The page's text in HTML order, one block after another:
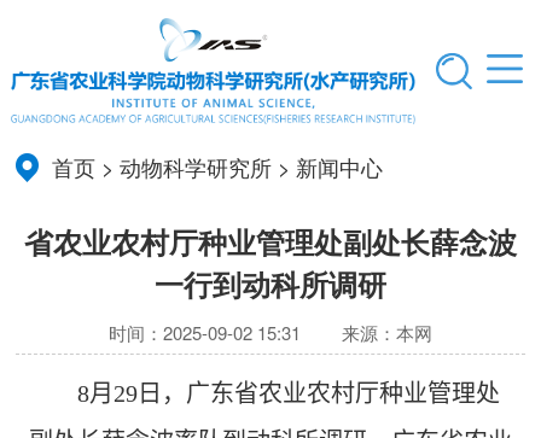
首页 >动物科学研究所 > 新闻中心
省农业农村厅种业管理处副处长薛念波
一行到动科所调研
时间：2025-09-02 15:31 来源：本网
8月 29日， 广东省农业农村厅种业管理处